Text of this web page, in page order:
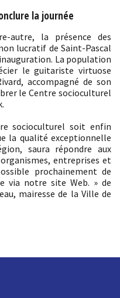
la journée
autre, la présence des
lucratif de Saint-Pascal
La population
le guitariste virtuose
accompagné de son
le Centre socioculturel
socioculturel soit enfin
la qualité exceptionnelle
saura répondre aux
entreprises et
prochainement de
via notre site Web. » de
mairesse de la Ville de